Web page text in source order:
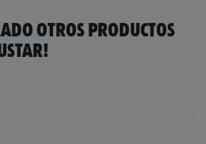
07145715
OTROS PRODUCTOS